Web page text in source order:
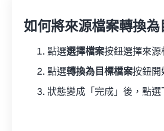
如何將來源檔案轉換為
點選選擇檔案按鈕選擇來源
點選轉換為目標檔案按鈕開
狀態變成「完成」後，點選